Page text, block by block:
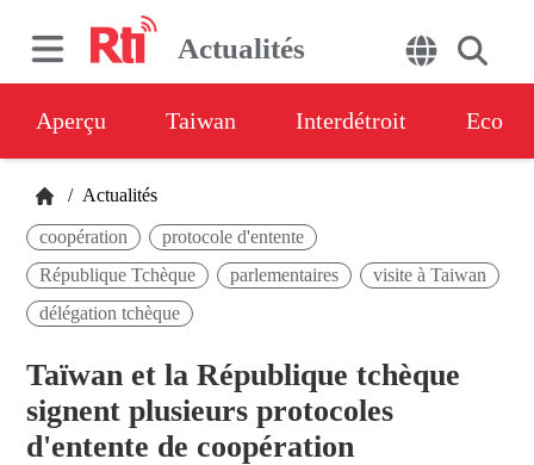
Actualités
Aperçu Taiwan Interdétroit Eco
/ Actualités
coopération
protocole d'entente
République Tchèque
parlementaires
visite à Taiwan
délégation tchèque
Taïwan et la République tchèque
signent plusieurs protocoles
d'entente de coopération